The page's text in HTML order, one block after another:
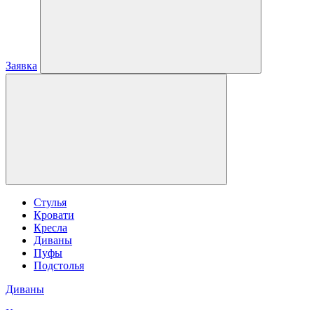
Заявка
Стулья
Кровати
Кресла
Диваны
Пуфы
Подстолья
Диваны